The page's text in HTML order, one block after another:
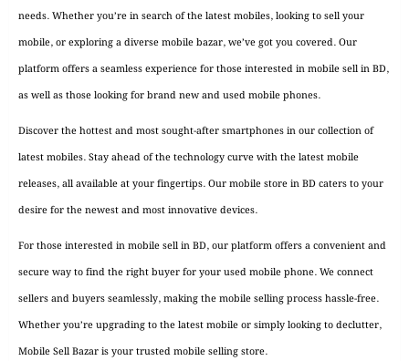
needs. Whether you’re in search of the latest mobiles, looking to sell your
mobile, or exploring a diverse mobile bazar, we’ve got you covered. Our
platform offers a seamless experience for those interested in mobile sell in BD,
as well as those looking for brand new and used mobile phones.
Discover the hottest and most sought-after smartphones in our collection of
latest mobiles. Stay ahead of the technology curve with the latest mobile
releases, all available at your fingertips. Our mobile store in BD caters to your
desire for the newest and most innovative devices.
For those interested in mobile sell in BD, our platform offers a convenient and
secure way to find the right buyer for your used mobile phone. We connect
sellers and buyers seamlessly, making the mobile selling process hassle-free.
Whether you’re upgrading to the latest mobile or simply looking to declutter,
Mobile Sell Bazar is your trusted mobile selling store.